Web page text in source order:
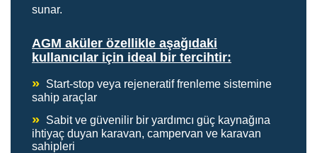
sunar.
AGM aküler özellikle aşağıdaki
kullanıcılar için ideal bir tercihtir:
» Start-stop veya rejeneratif frenleme sistemine
sahip araçlar
» Sabit ve güvenilir bir yardımcı güç kaynağına
ihtiyaç duyan karavan, campervan ve karavan
sahipleri